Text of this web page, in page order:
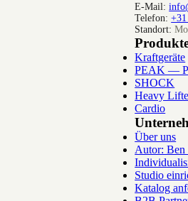
E-Mail:
Telefon:
Standort:
Kraftgeräte
PEAK —
SHOCK
Heavy
Cardio
Über uns
Autor: Ben
Studio
Katalog